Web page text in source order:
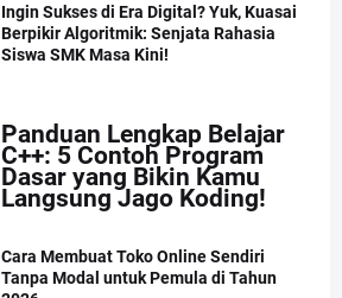
Ingin Sukses di Era Digital? Yuk, Kuasai
Berpikir Algoritmik: Senjata Rahasia
Siswa SMK Masa Kini!
Panduan Lengkap Belajar
C++: 5 Contoh Program
Dasar yang Bikin Kamu
Langsung Jago Koding!
Cara Membuat Toko Online Sendiri
Tanpa Modal untuk Pemula di Tahun